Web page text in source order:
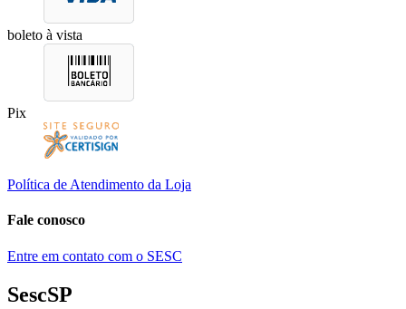
boleto à vista
Pix
Política de Atendimento da Loja
Fale conosco
Entre em contato com o SESC
SescSP